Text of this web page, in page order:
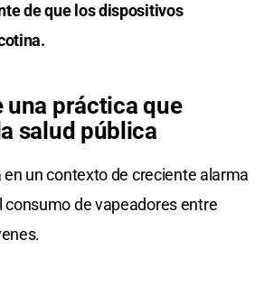
de que los dispositivos
una práctica que
salud pública
un contexto de creciente alarma
consumo de vapeadores entre